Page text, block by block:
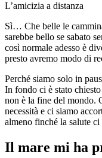
L’amicizia a distanza
Sì… Che belle le
sarebbe bello se sabato
così normale adesso è
presto avremo modo di
Perché siamo solo in
In fondo ci è stato
non è la fine del mondo.
necessità e ci siamo
almeno finché la salute ci
Il mare mi ha